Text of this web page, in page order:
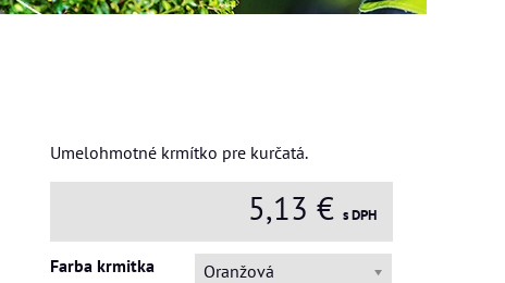
Umelohmotné krmítko pre kurčatá.
5,13 € s DPH
Farba krmitka Oranžová